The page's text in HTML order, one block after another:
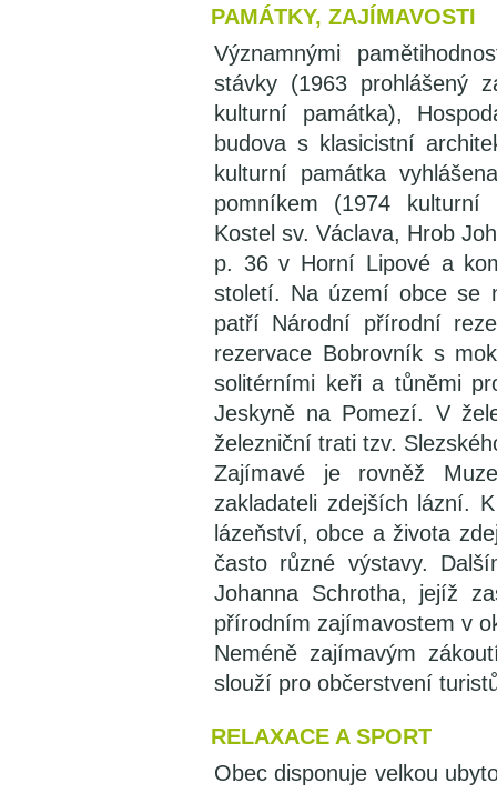
PAMÁTKY, ZAJÍMAVOSTI
Významnými
stávky (1963 prohlášený
kulturní památka),
budova s klasicistní
kulturní památka
pomníkem (1974 kulturní
Kostel sv. Václava, Hrob
p. 36 v Horní Lipové a
století. Na území obce se
patří Národní přírodní
rezervace Bobrovník s
solitérními keři a tůněmi
Jeskyně na Pomezí. V
železniční trati tzv.
Zajímavé je rovněž
zakladateli zdejších lázní.
lázeňství, obce a života
často různé výstavy.
Johanna Schrotha, jejíž
přírodním zajímavostem v
Neméně zajímavým
slouží pro občerstvení
RELAXACE A SPORT
Obec disponuje velkou